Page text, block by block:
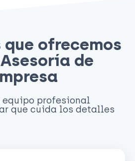
ofrecemos
de
equipo profesional
que cuida los detalles